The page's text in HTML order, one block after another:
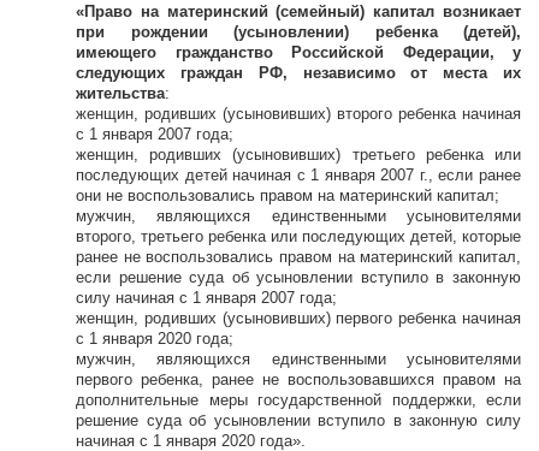
«Право на материнский (семейный) капитал возникает
при рождении (усыновлении) ребенка (детей),
имеющего гражданство Российской Федерации, у
следующих граждан РФ, независимо от места их
жительства:
женщин, родивших (усыновивших) второго ребенка начиная
с 1 января 2007 года;
женщин, родивших (усыновивших) третьего ребенка или
последующих детей начиная с 1 января 2007 г., если ранее
они не воспользовались правом на материнский капитал;
мужчин, являющихся единственными усыновителями
второго, третьего ребенка или последующих детей, которые
ранее не воспользовались правом на материнский капитал,
если решение суда об усыновлении вступило в законную
силу начиная с 1 января 2007 года;
женщин, родивших (усыновивших) первого ребенка начиная
с 1 января 2020 года;
мужчин, являющихся единственными усыновителями
первого ребенка, ранее не воспользовавшихся правом на
дополнительные меры государственной поддержки, если
решение суда об усыновлении вступило в законную силу
начиная с 1 января 2020 года».